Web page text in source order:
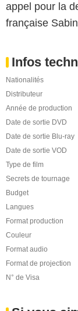
appel pour la
française
Infos
Nationalités
Distributeur
Année de production
Date de sortie DVD
Date de sortie Blu-ray
Date de sortie VOD
Type de film
Secrets de tournage
Budget
Langues
Format production
Couleur
Format audio
Format de projection
N° de Visa